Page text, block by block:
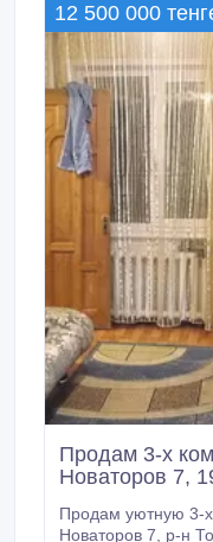
12 500 000
Продам 3-х
Новаторов 7,
Продам уютную 3-х
Новаторов 7, р-н ТоргОдежды, 1/5, 59 кв.м., 1973